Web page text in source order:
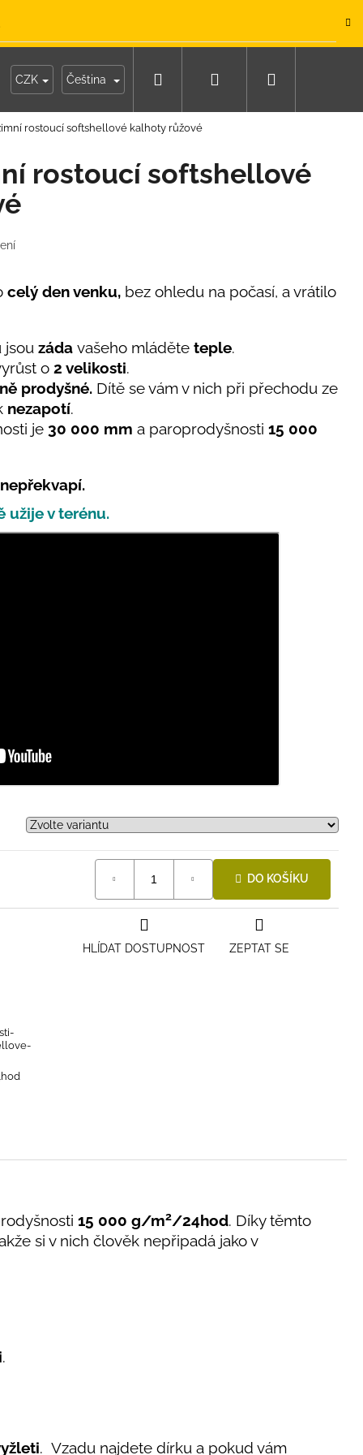
Moje objednávka
CZK Čeština Hledat Přihlášení
rostoucí softshellové kalhoty růžové
rostoucí softshellové
celý den venku, bez ohledu na počasí, a vrátilo
jsou záda vašeho mláděte teple.
o 2 velikosti.
prodyšné. Dítě se vám v nich při přechodu ze
nezapotí.
je 30 000 mm a paroprodyšnosti 15 000
užije v terénu.
DO KOŠÍKU
ZEPTAT SE
HLÍDAT DOSTUPNOST
15 000 g/m2/24hod. Díky těmto
si v nich člověk nepřipadá jako v
.
. Vzadu najdete dírku a pokud vám
NÁMOŘNICKÉ